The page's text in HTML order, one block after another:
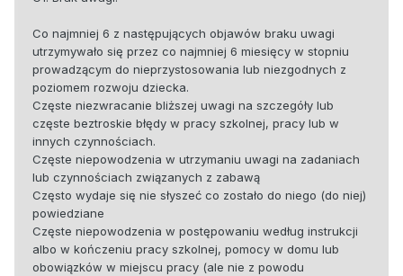
Co najmniej 6 z następujących objawów braku uwagi
utrzymywało się przez co najmniej 6 miesięcy w stopniu
prowadzącym do nieprzystosowania lub niezgodnych z
poziomem rozwoju dziecka.
Częste niezwracanie bliższej uwagi na szczegóły lub
częste beztroskie błędy w pracy szkolnej, pracy lub w
innych czynnościach.
Częste niepowodzenia w utrzymaniu uwagi na zadaniach
lub czynnościach związanych z zabawą
Często wydaje się nie słyszeć co zostało do niego (do niej)
powiedziane
Częste niepowodzenia w postępowaniu według instrukcji
albo w kończeniu pracy szkolnej, pomocy w domu lub
obowiązków w miejscu pracy (ale nie z powodu